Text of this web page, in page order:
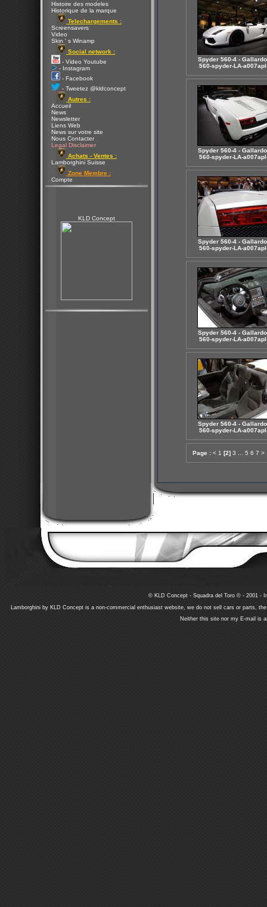
Histoire des modeles
Historique de la marque
Telechargements :
Screensavers
Video
Skin ' s Winamp
Social network :
- Video Youtube
- Instagram
- Facebook
- Tweetez @kldconcept
Autres :
Accueil
News
Newsletter
Liens Web
News sur votre site
Nous Contacter
Legal Disclaimer
Achats - Ventes :
Lamborghini Suisse
Zone Membre :
Compte
KLD Concept
Spyder 560-4 -
560-spyder-LA-
Spyder 560-4 -
560-spyder-LA-
Spyder 560-4 -
560-spyder-LA-
Spyder 560-4 -
560-spyder-LA-
Spyder 560-4 -
560-spyder-LA-
Page : < 1 [2] 3 5 6 7 >
© KLD Concept - Squadra del Toro © - 2001 -
Lamborghini by KLD Concept is a non-commercial enthusiast website, we do not sell cars or parts,
Neither this site nor my E-mail is